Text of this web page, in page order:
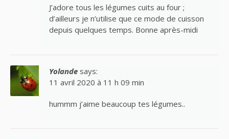
J’adore tous les légumes cuits au four ;
d’ailleurs je n’utilise que ce mode de cuisson
depuis quelques temps. Bonne après-midi
Yolande says:
11 avril 2020 à 11 h 09 min
hummm j’aime beaucoup tes légumes..